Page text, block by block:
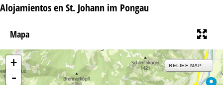
Alojamientos en St. Johann im Pongau
Mapa
+
-
RELIEF MAP